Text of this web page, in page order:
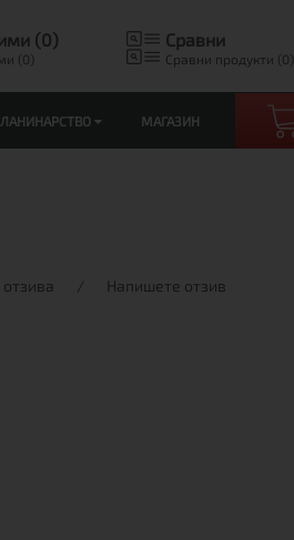
(0)
(0)
Сравни
Сравни продукти (0)
МАГАЗИН
отзива / Напишете отзив